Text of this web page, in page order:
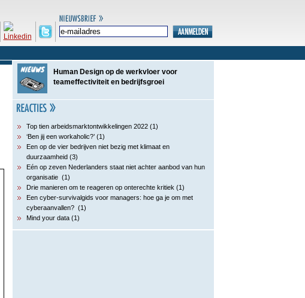
Human Design op de werkvloer voor
teameffectiviteit en bedrijfsgroei
Top tien arbeidsmarktontwikkelingen 2022 (1)
‘Ben jij een workaholic?’ (1)
Een op de vier bedrijven niet bezig met klimaat en
duurzaamheid (3)
Eén op zeven Nederlanders staat niet achter aanbod van hun
organisatie (1)
Drie manieren om te reageren op onterechte kritiek (1)
Een cyber-survivalgids voor managers: hoe ga je om met
cyberaanvallen? (1)
Mind your data (1)